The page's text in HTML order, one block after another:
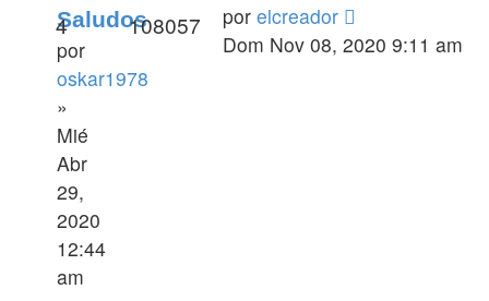
Saludos
por
oskar1978
»
Mié
Abr
29,
2020
12:44
am
4 108057 por elcreador
Dom Nov 08, 2020 9:11 am